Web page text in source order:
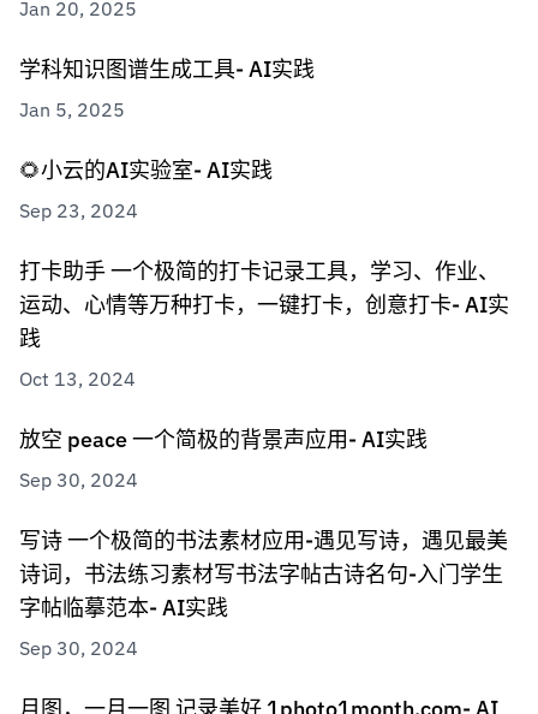
Jan 20, 2025
学科知识图谱生成工具- AI实践
Jan 5, 2025
🌻小云的AI实验室- AI实践
Sep 23, 2024
打卡助手 一个极简的打卡记录工具，学习、作业、
运动、心情等万种打卡，一键打卡，创意打卡- AI实
践
Oct 13, 2024
放空 peace 一个简极的背景声应用- AI实践
Sep 30, 2024
写诗 一个极简的书法素材应用-遇见写诗，遇见最美
诗词，书法练习素材写书法字帖古诗名句-入门学生
字帖临摹范本- AI实践
Sep 30, 2024